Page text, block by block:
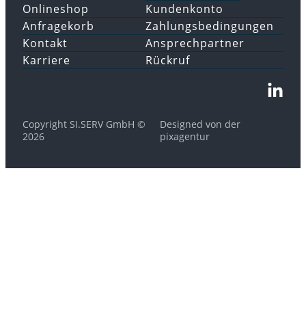
Onlineshop
Anfragekorb
Kundenkonto
Zahlungsbedingungen
Kontakt
Karriere
Ansprechpartner
Rückruf
Copyright SI.SERV GmbH ©
2026
Designed von der
pixagentur